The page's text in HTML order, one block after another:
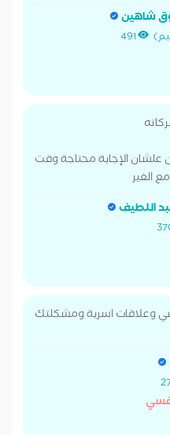
شاهين
491
الإجابة محتاجة وقت
الغير
اللطيف
وعلاقات اسرية ومشكلتك